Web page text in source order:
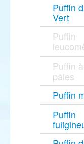
Puffin
Vert
Puffin
Puffin
pâles
Puffin
Puffin